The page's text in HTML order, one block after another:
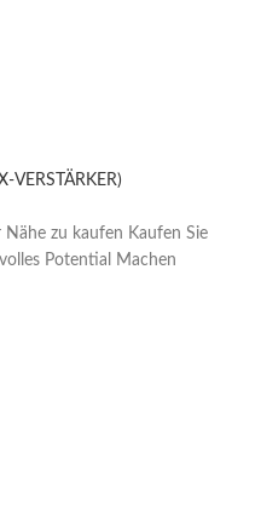
VERSTÄRKER)
zu kaufen Kaufen Sie
Potential Machen